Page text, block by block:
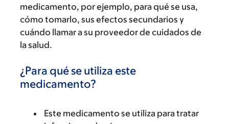
medicamento, por ejemplo, para qué se usa,
cómo tomarlo, sus efectos secundarios y
cuándo llamar a su proveedor de cuidados de
la salud.
¿Para qué se utiliza este
medicamento?
Este medicamento se utiliza para tratar